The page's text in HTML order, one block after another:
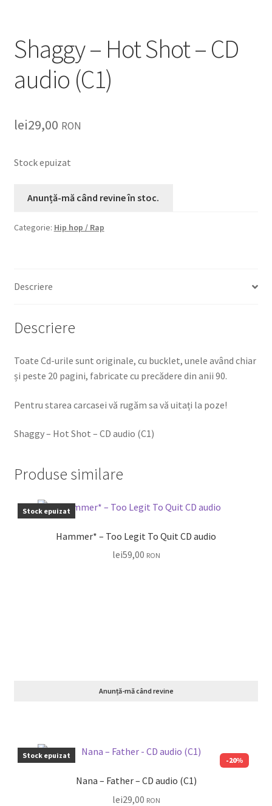
Shaggy – Hot Shot – CD
audio (C1)
lei29,00 RON
Stock epuizat
Categorie: Hip hop / Rap
Descriere
Descriere
Toate Cd-urile sunt originale, cu bucklet, unele având chiar
și peste 20 pagini, fabricate cu precădere din anii 90.
Pentru starea carcasei vă rugăm sa vă uitați la poze!
Shaggy – Hot Shot – CD audio (C1)
Produse similare
Stock epuizat
Hammer* – Too Legit To Quit CD audio
lei59,00 RON
Anunță-mă când revine
Stock epuizat
-20%
Nana – Father – CD audio (C1)
lei29,00 RON